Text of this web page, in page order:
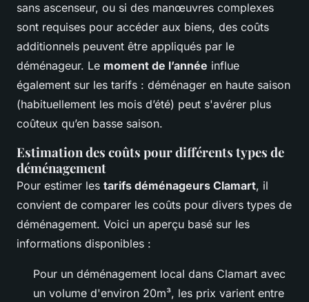
sans ascenseur, ou si des manœuvres complexes
sont requises pour accéder aux biens, des coûts
additionnels peuvent être appliqués par le
déménageur. Le moment de l’année influe
également sur les tarifs : déménager en haute saison
(habituellement les mois d’été) peut s'avérer plus
coûteux qu’en basse saison.
Estimation des coûts pour différents types de
déménagement
Pour estimer les tarifs déménageurs Clamart, il
convient de comparer les coûts pour divers types de
déménagement. Voici un aperçu basé sur les
informations disponibles :
Pour un déménagement local dans Clamart avec
un volume d'environ 20m³, les prix varient entre